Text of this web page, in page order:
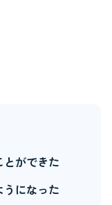
ができた
になった